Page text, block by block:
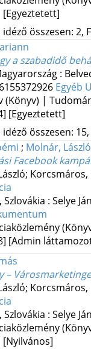
[Egyeztetett]
összesen: 2,
a szabadidő
:
Egyéb
(Könyv) |
[Egyeztetett]
összesen:
; Molnár, László
Facebook
: Selye
[Admin
–
: Selye
[Nyilvános]